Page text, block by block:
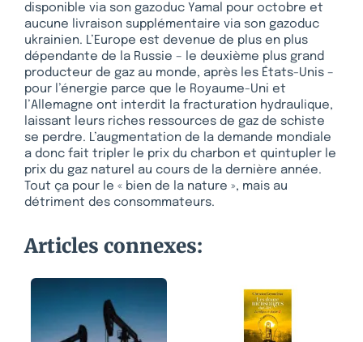
disponible via son gazoduc Yamal pour octobre et
aucune livraison supplémentaire via son gazoduc
ukrainien. L’Europe est devenue de plus en plus
dépendante de la Russie – le deuxième plus grand
producteur de gaz au monde, après les États-Unis –
pour l’énergie parce que le Royaume-Uni et
l’Allemagne ont interdit la fracturation hydraulique,
laissant leurs riches ressources de gaz de schiste
se perdre. L’augmentation de la demande mondiale
a donc fait tripler le prix du charbon et quintupler le
prix du gaz naturel au cours de la dernière année.
Tout ça pour le « bien de la nature », mais au
détriment des consommateurs.
Articles connexes: